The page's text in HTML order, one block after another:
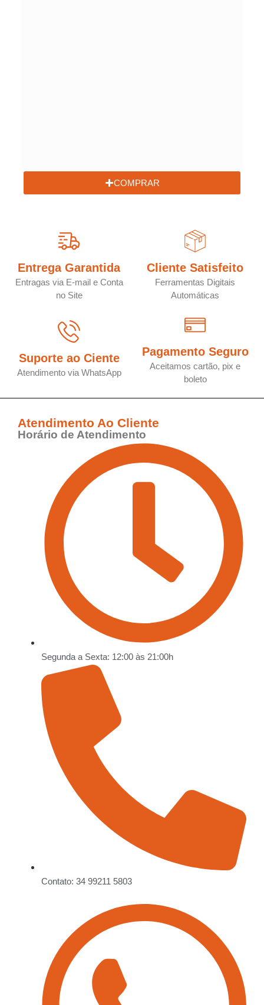
COMPRAR
Entrega Garantida
Entragas via E-mail e Conta
no Site
Cliente Satisfeito
Ferramentas Digitais
Automáticas
Suporte ao Ciente
Atendimento via WhatsApp
Pagamento Seguro
Aceitamos cartão, pix e
boleto
Atendimento Ao Cliente
Horário de Atendimento
Segunda a Sexta: 12:00 às 21:00h
Contato: 34 99211 5803